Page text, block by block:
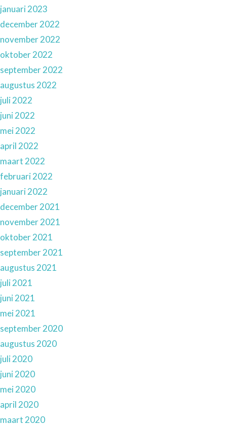
januari 2023
december 2022
november 2022
oktober 2022
september 2022
augustus 2022
juli 2022
juni 2022
mei 2022
april 2022
maart 2022
februari 2022
januari 2022
december 2021
november 2021
oktober 2021
september 2021
augustus 2021
juli 2021
juni 2021
mei 2021
september 2020
augustus 2020
juli 2020
juni 2020
mei 2020
april 2020
maart 2020